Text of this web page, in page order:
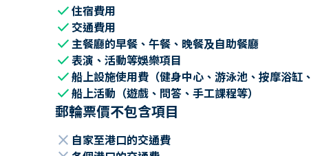
check住宿費用
check 交通費用
check主餐廳的早餐、午餐、晚餐及自助餐廳
check表演、活動等娛樂項目
check船上設施使用費（健身中心、游泳池、按摩浴缸
check船上活動（遊戲、問答、手工課程等）
郵輪票價不包含項目
close 自家至港口的交通費